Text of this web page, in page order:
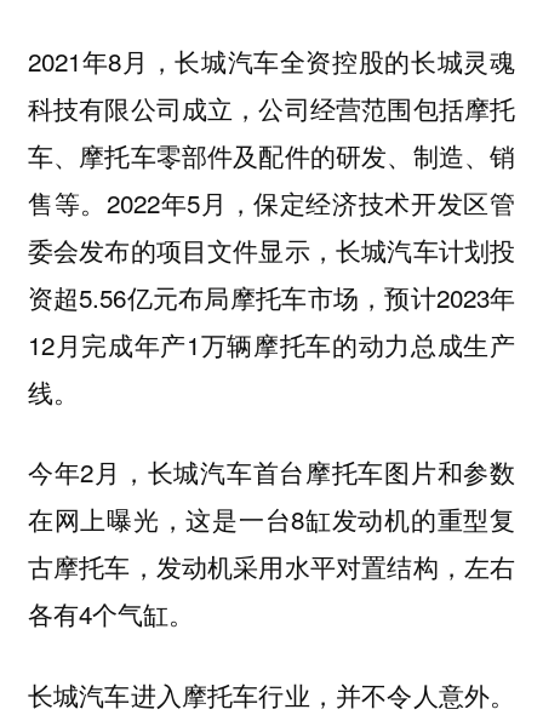
2021年8月，长城汽车全资控股的长城灵魂
科技有限公司成立，公司经营范围包括摩托
车、摩托车零部件及配件的研发、制造、销
售等。2022年5月，保定经济技术开发区管
委会发布的项目文件显示，长城汽车计划投
资超5.56亿元布局摩托车市场，预计2023年
12月完成年产1万辆摩托车的动力总成生产
线。
今年2月，长城汽车首台摩托车图片和参数
在网上曝光，这是一台8缸发动机的重型复
古摩托车，发动机采用水平对置结构，左右
各有4个气缸。
长城汽车进入摩托车行业，并不令人意外。